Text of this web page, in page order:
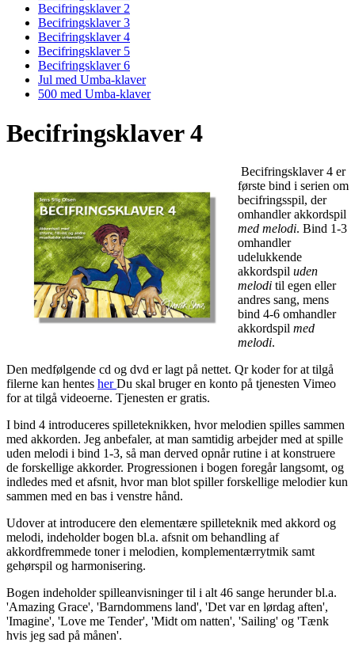
Becifringsklaver 2
Becifringsklaver 3
Becifringsklaver 4
Becifringsklaver 5
Becifringsklaver 6
Jul med Umba-klaver
500 med Umba-klaver
Becifringsklaver 4
Becifringsklaver 4 er
første bind i serien om
becifringsspil, der
omhandler akkordspil
med melodi. Bind 1-3
omhandler
udelukkende
akkordspil uden
melodi til egen eller
andres sang, mens
bind 4-6 omhandler
akkordspil med
melodi.
Den medfølgende cd og dvd er lagt på nettet. Qr koder for at tilgå
filerne kan hentes herDu skal bruger en konto på tjenesten Vimeo
for at tilgå videoerne. Tjenesten er gratis.
I bind 4 introduceres spilleteknikken, hvor melodien spilles sammen
med akkorden. Jeg anbefaler, at man samtidig arbejder med at spille
uden melodi i bind 1-3, så man derved opnår rutine i at konstruere
de forskellige akkorder. Progressionen i bogen foregår langsomt, og
indledes med et afsnit, hvor man blot spiller forskellige melodier kun
sammen med en bas i venstre hånd.
Udover at introducere den elementære spilleteknik med akkord og
melodi, indeholder bogen bl.a. afsnit om behandling af
akkordfremmede toner i melodien, komplementærrytmik samt
gehørspil og harmonisering.
Bogen indeholder spilleanvisninger til i alt 46 sange herunder bl.a.
'Amazing Grace', 'Barndommens land', 'Det var en lørdag aften',
'Imagine', 'Love me Tender', 'Midt om natten', 'Sailing' og 'Tænk
hvis jeg sad på månen'.